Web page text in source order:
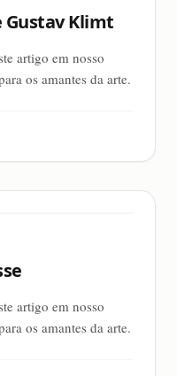
Gustav Klimt
artigo em nosso
os amantes da arte.
artigo em nosso
os amantes da arte.